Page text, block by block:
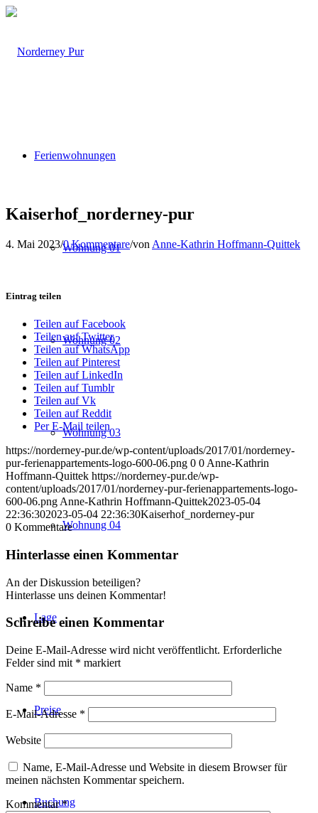
Ferienwohnungen
Wohnung 01
Wohnung 02
Wohnung 03
Wohnung 04
Lage
Preise
Buchung
Kaiserhof_norderney-pur
4. Mai 2023/0 Kommentare/von Anne-Kathrin Hoffmann-Quittek
Eintrag teilen
Teilen auf Facebook
Teilen auf Twitter
Teilen auf WhatsApp
Teilen auf Pinterest
Teilen auf LinkedIn
Teilen auf Tumblr
Teilen auf Vk
Teilen auf Reddit
Per E-Mail teilen
https://norderney-pur.de/wp-content/uploads/2017/01/norderney-
pur-ferienappartements-logo-600-06.png 0 0 Anne-Kathrin
Hoffmann-Quittek https://norderney-pur.de/wp-
content/uploads/2017/01/norderney-pur-ferienappartements-logo-
600-06.png Anne-Kathrin Hoffmann-Quittek2023-05-04
22:36:302023-05-04 22:36:30Kaiserhof_norderney-pur
0 Kommentare
Hinterlasse einen Kommentar
An der Diskussion beteiligen?
Hinterlasse uns deinen Kommentar!
Schreibe einen Kommentar
Deine E-Mail-Adresse wird nicht veröffentlicht. Erforderliche
Felder sind mit * markiert
Name *
E-Mail-Adresse *
Website
Name, E-Mail-Adresse und Website in diesem Browser für
meinen nächsten Kommentar speichern.
Kommentar*